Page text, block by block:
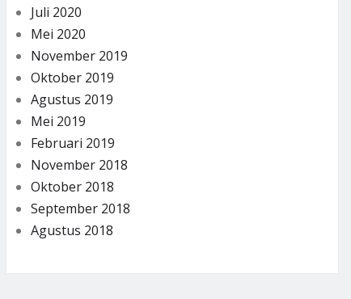
Juli 2020
Mei 2020
November 2019
Oktober 2019
Agustus 2019
Mei 2019
Februari 2019
November 2018
Oktober 2018
September 2018
Agustus 2018